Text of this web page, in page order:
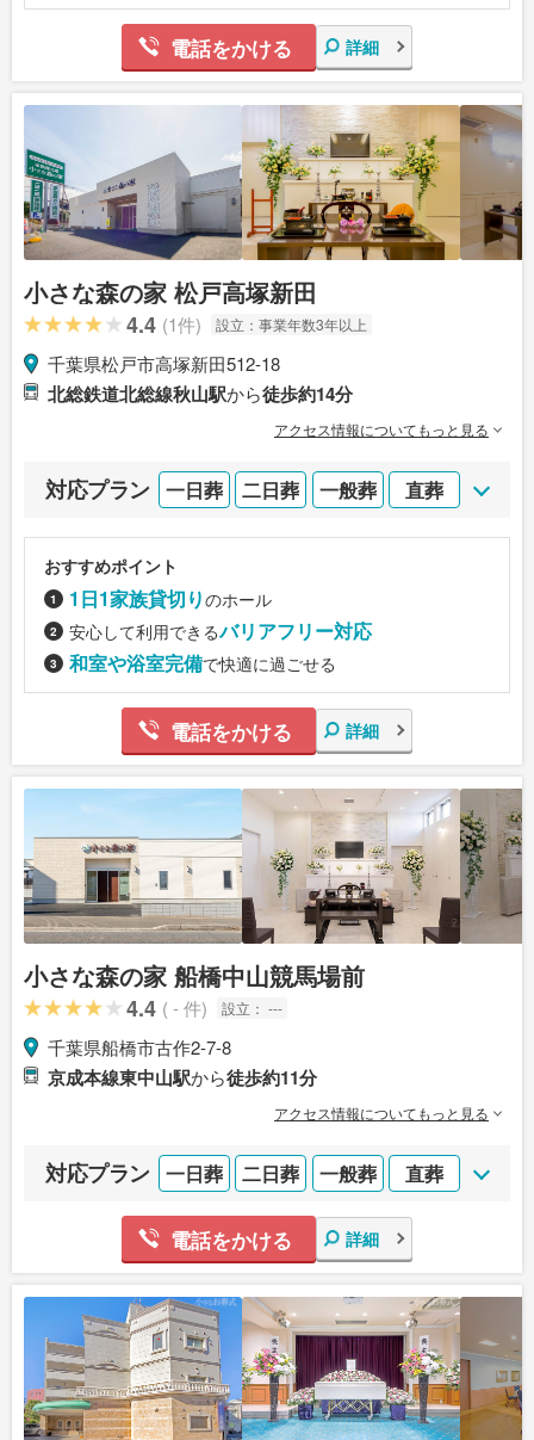
電話をかける 詳細
小さな森の家 松戸高塚新田
4.4 (1件) 設立： 事業年数3年以上
千葉県松戸市高塚新田512-18
北総鉄道北総線秋山駅から徒歩約14分
アクセス情報についてもっと見る
対応プラン 一日葬 二日葬 一般葬 直葬
おすすめポイント
1日1家族貸切りのホール
安心して利用できるバリアフリー対応
和室や浴室完備で快適に過ごせる
電話をかける 詳細
小さな森の家 船橋中山競馬場前
4.4 ( - 件) 設立： ---
千葉県船橋市古作2-7-8
京成本線東中山駅から徒歩約11分
アクセス情報についてもっと見る
対応プラン 一日葬 二日葬 一般葬 直葬
電話をかける 詳細